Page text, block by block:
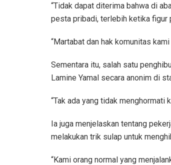
“Tidak dapat diterima bahwa di
pesta pribadi, terlebih ketika figur
“Martabat dan hak komunitas
Sementara itu, salah satu
Lamine Yamal secara anonim di
“Tak ada yang tidak menghormati
Ia juga menjelaskan tentang
melakukan trik sulap untuk
“Kami orang normal yang